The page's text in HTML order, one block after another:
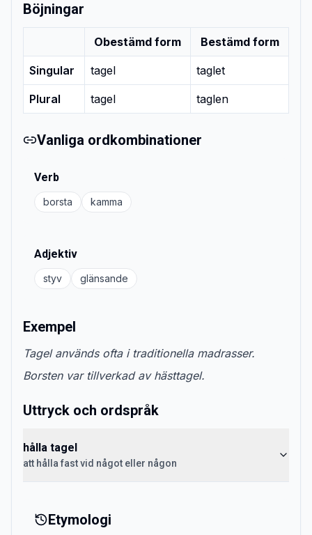
Böjningar
Obestämd form Bestämd form
Singular tagel taglet
Plural tagel taglen
Vanliga ordkombinationer
Verb
borsta kamma
Adjektiv
styv glänsande
Exempel
Tagel används ofta i traditionella madrasser.
Borsten var tillverkad av hästtagel.
Uttryck och ordspråk
hålla tagel
att hålla fast vid något eller någon
Etymologi